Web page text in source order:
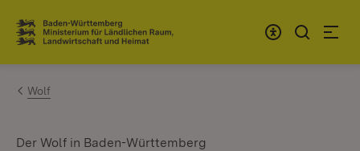
Zum Inhalt springen
Link zur Startseite
Wolf
Der Wolf in Baden-Württemberg